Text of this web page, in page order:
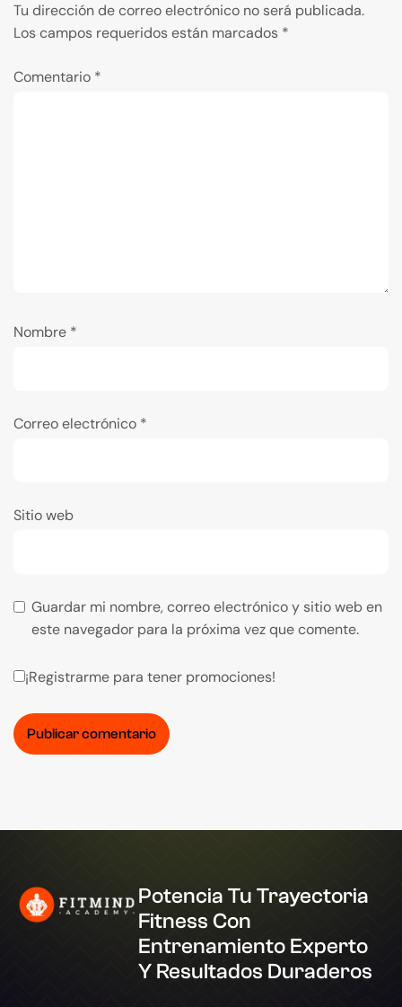
Tu dirección de correo electrónico no será publicada.
Los campos requeridos están marcados *
Comentario *
Nombre *
Correo electrónico *
Sitio web
Guardar mi nombre, correo electrónico y sitio web en
este navegador para la próxima vez que comente.
¡Registrarme para tener promociones!
Potencia Tu Trayectoria
Fitness Con
Entrenamiento Experto
Y Resultados Duraderos